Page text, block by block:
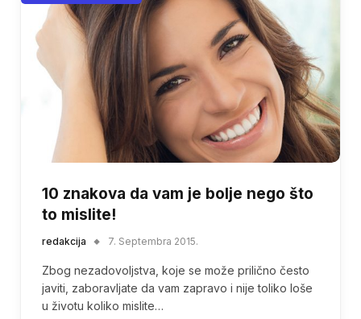
10 znakova da vam je bolje nego što
to mislite!
redakcija 7. Septembra 2015.
Zbog nezadovoljstva, koje se može prilično često
javiti, zaboravljate da vam zapravo i nije toliko loše
u životu koliko mislite…